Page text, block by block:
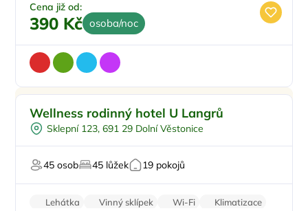
Cena již od:
390 Kč osoba/noc
Polopenze
Vířivka
Pro milovníky vína
Doporučujeme
Wellness rodinný hotel U Langrů
Sklepní 123, 691 29 Dolní Věstonice
45 osob 45 lůžek 19 pokojů
Lehátka Vinný sklípek Wi-Fi
Klimatizace